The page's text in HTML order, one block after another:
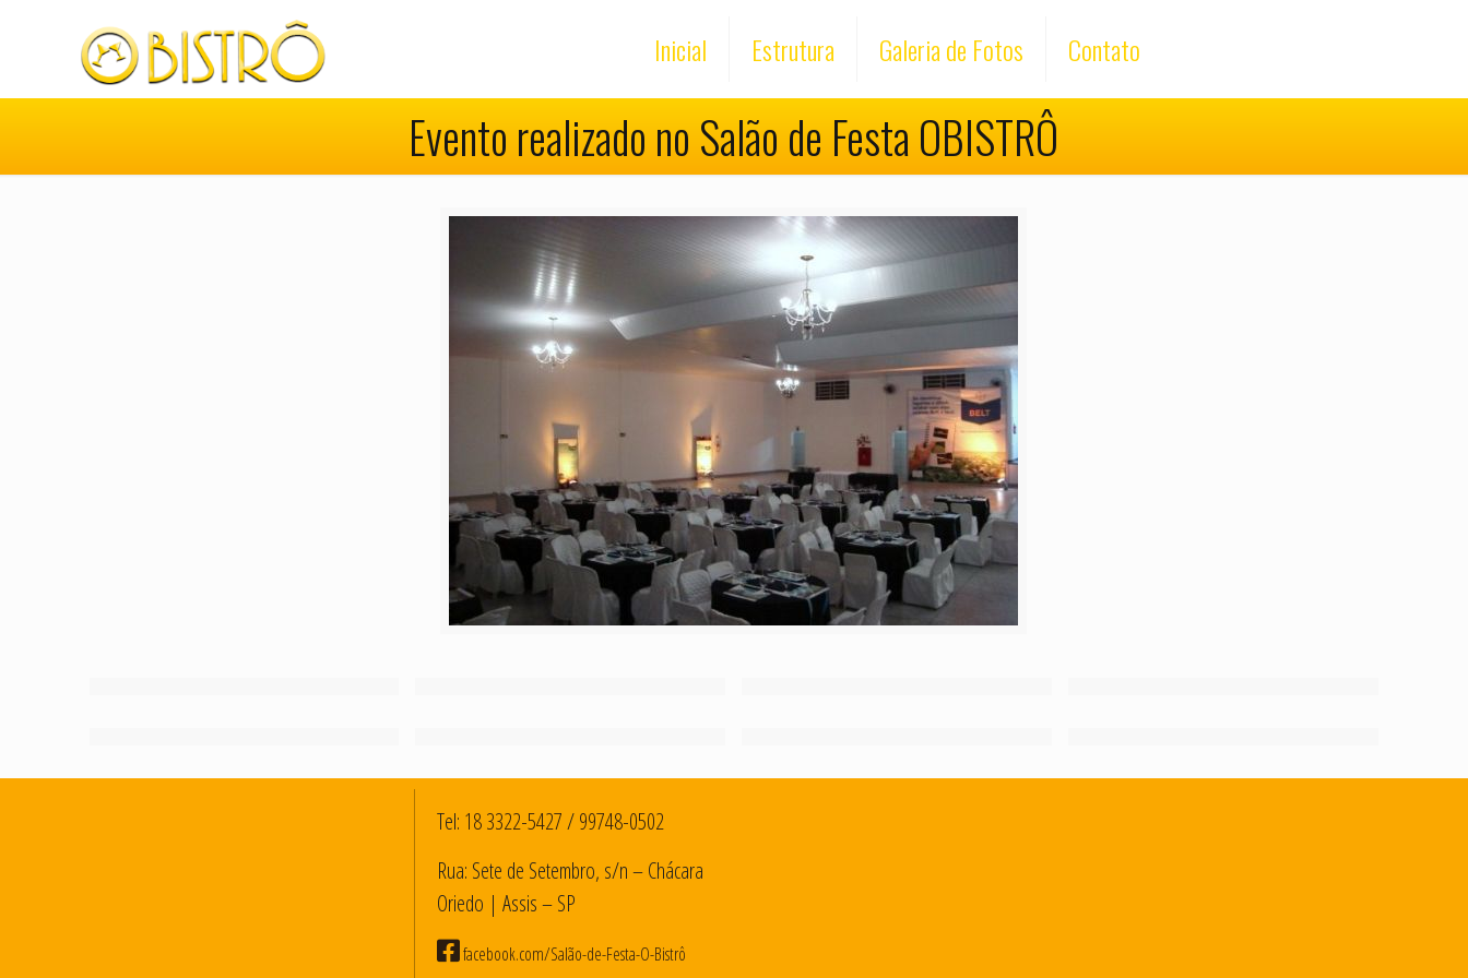
Inicial Estrutura Galeria de Fotos Contato
Evento realizado no Salão de Festa OBISTRÔ
Tel: 18 3322-5427/99748-0502
Rua: Sete de Setembro, s/n – Chácara
Oriedo | Assis – SP
facebook.com/Salão-de-Festa-O-Bistrô